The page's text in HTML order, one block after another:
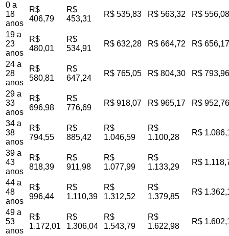
0 a
18
anos
R$
406,79
R$
453,31
R$ 535,83 R$ 563,32 R$ 556,08
19 a
23
anos
R$
480,01
R$
534,91
R$ 632,28 R$ 664,72 R$ 656,17
24 a
28
anos
R$
580,81
R$
647,24
R$ 765,05 R$ 804,30 R$ 793,96
29 a
33
anos
R$
696,98
R$
776,69
R$ 918,07 R$ 965,17 R$ 952,76
34 a
38
anos
R$
794,55
R$
885,42
R$
1.046,59
R$
1.100,28
R$
39 a
43
anos
R$
818,39
R$
911,98
R$
1.077,99
R$
1.133,29
R$
44 a
48
anos
R$
996,44
R$
1.110,39
R$
1.312,52
R$
1.379,85
R$
49 a
53
anos
R$
1.172,01
R$
1.306,04
R$
1.543,79
R$
1.622,98
R$